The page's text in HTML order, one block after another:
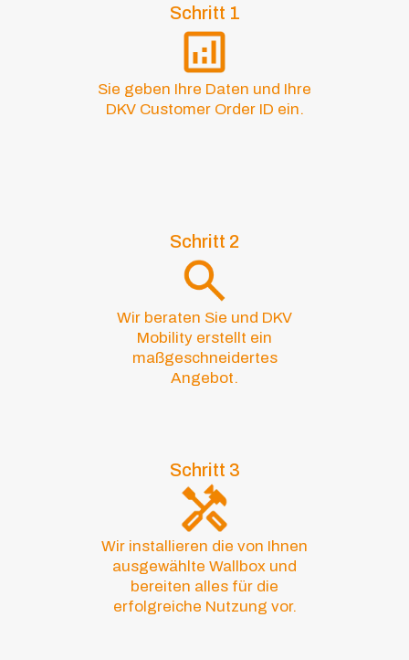
Schritt 1
Sie geben Ihre Daten und Ihre
DKV Customer Order ID ein.
Schritt 2
Wir beraten Sie und DKV
Mobility erstellt ein
maßgeschneidertes
Angebot.
Schritt 3
Wir installieren die von Ihnen
ausgewählte Wallbox und
bereiten alles für die
erfolgreiche Nutzung vor.